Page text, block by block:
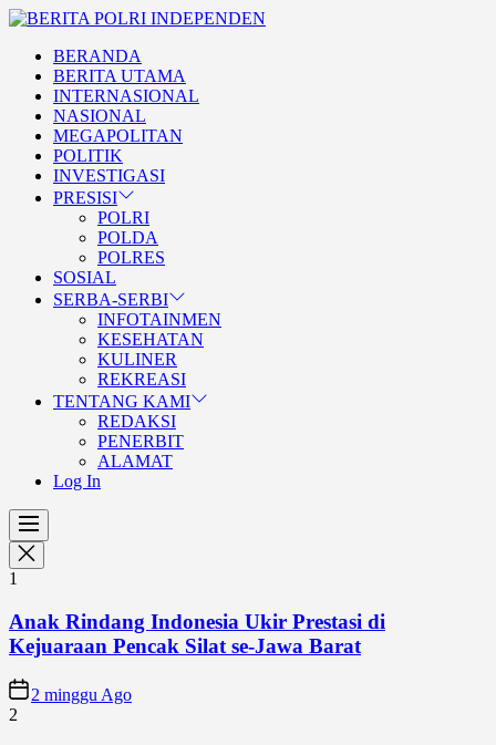
Skip
content
BERITA POLRI
INDEPENDEN
BERANDA
BERITA UTAMA
INTERNASIONAL
NASIONAL
MEGAPOLITAN
POLITIK
INVESTIGASI
PRESISI
POLRI
POLDA
POLRES
SOSIAL
SERBA-SERBI
INFOTAINMEN
KESEHATAN
KULINER
REKREASI
TENTANG KAMI
REDAKSI
PENERBIT
ALAMAT
Log In
1
Anak Rindang Indonesia Ukir Prestasi di
Kejuaraan Pencak Silat se-Jawa Barat
2 minggu Ago
2